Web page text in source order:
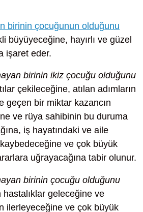
birinin çocuğunun olduğunu
büyüyeceğine, hayırlı ve güzel
işaret eder.
birinin ikiz çocuğu olduğunu
çekileceğine, atılan adımların
geçen bir miktar kazancın
ve rüya sahibinin bu duruma
iş hayatındaki ve aile
ve çok büyük
uğrayacağına tabir olunur.
birinin çocuğu olduğunu
hastalıklar geleceğine ve
ilerleyeceğine ve çok büyük